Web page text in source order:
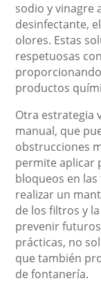
sodio y vinagre
desinfectante,
olores. Estas
respetuosas
productos
Otra estrategia
manual, que
obstrucciones
permite aplicar
bloqueos en
realizar un
de los filtros y
prevenir
prácticas, no
que también
de fontanería.